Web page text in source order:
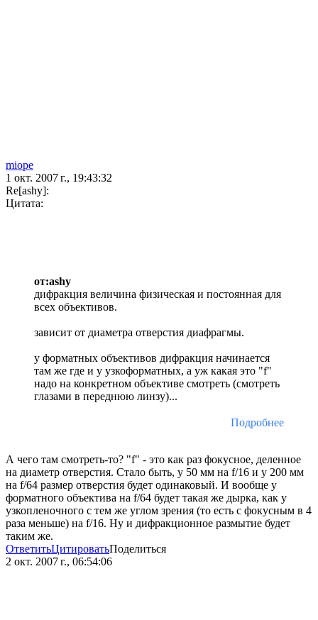
miope
1 окт. 2007 г., 19:43:32
Re[ashy]:
Цитата:
от:ashy
дифракция величина физическая и постоянная для
всех объективов.
зависит от диаметра отверстия диафрагмы.
у форматных объективов дифракция начинается
там же где и у узкоформатных, а уж какая это "f"
надо на конкретном объективе смотреть (смотреть
глазами в переднюю линзу)...
Подробнее
А чего там смотреть-то? "f" - это как раз фокусное, деленное
на диаметр отверстия. Стало быть, у 50 мм на f/16 и у 200 мм
на f/64 размер отверстия будет одинаковый. И вообще у
форматного объектива на f/64 будет такая же дырка, как у
узкопленочного с тем же углом зрения (то есть с фокусным в 4
раза меньше) на f/16. Ну и дифракционное размытие будет
таким же.
ОтветитьЦитироватьПоделиться
2 окт. 2007 г., 06:54:06